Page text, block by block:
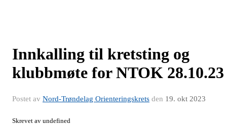
Innkalling til kretsting og
klubbmøte for NTOK 28.10.23
Postet av Nord-Trøndelag Orienteringskrets den 19. okt 2023
Skrevet av undefined